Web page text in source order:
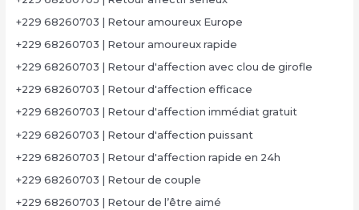
+229 68260703 | Retour amoureux Europe
+229 68260703 | Retour amoureux rapide
+229 68260703 | Retour d'affection avec clou de girofle
+229 68260703 | Retour d'affection efficace
+229 68260703 | Retour d'affection immédiat gratuit
+229 68260703 | Retour d'affection puissant
+229 68260703 | Retour d'affection rapide en 24h
+229 68260703 | Retour de couple
+229 68260703 | Retour de l’être aimé